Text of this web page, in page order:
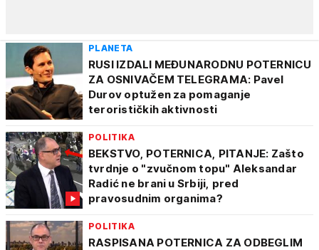
PLANETA
RUSI IZDALI MEĐUNARODNU POTERNICU
ZA OSNIVAČEM TELEGRAMA: Pavel
Durov optužen za pomaganje
terorističkih aktivnosti
POLITIKA
BEKSTVO, POTERNICA, PITANJE: Zašto
tvrdnje o "zvučnom topu" Aleksandar
Radić ne brani u Srbiji, pred
pravosudnim organima?
POLITIKA
RASPISANA POTERNICA ZA ODBEGLIM